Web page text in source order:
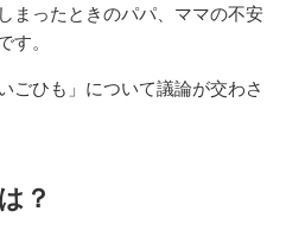
まったときのパパ、ママの不安
す。
ごひも」について議論が交わさ
？